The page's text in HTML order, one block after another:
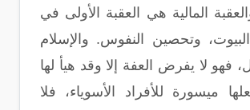
المالية هي العقبة الأولى في
وتحصين النفوس. والإسلام
فهو لا يفرض العفة إلا وقد هيأ لها
ميسورة للأفراد الأسوياء، فلا